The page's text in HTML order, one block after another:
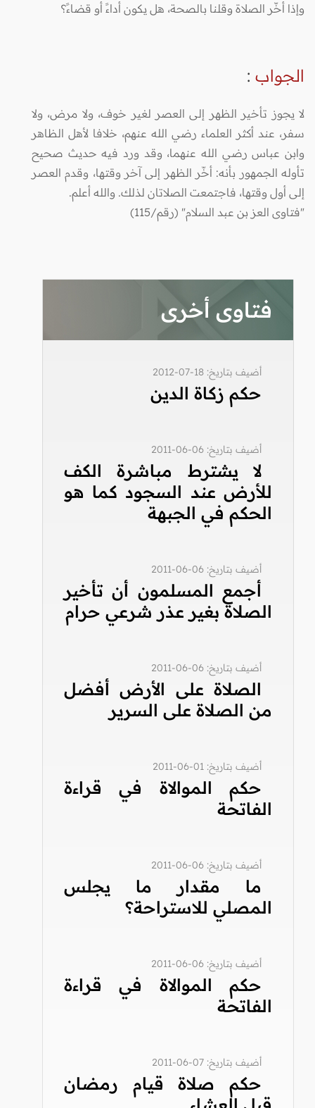
وإذا أخّر الصلاة وقلنا بالصحة، هل يكون أداءً أو قضاءً؟
الجواب :
لا يجوز تأخير الظهر إلى العصر لغير خوف، ولا مرض، ولا
سفر، عند أكثر العلماء رضي الله عنهم، خلافا لأهل الظاهر
وابن عباس رضي الله عنهما، وقد ورد فيه حديث صحيح
تأوله الجمهور بأنه: أخّر الظهر إلى آخر وقتها، وقدم العصر
إلى أول وقتها، فاجتمعت الصلاتان لذلك. والله أعلم.
"فتاوى العز بن عبد السلام" (رقم/115)
فتاوى أخرى
أضيف بتاريخ: 18-07-2012
حكم زكاة الدين
أضيف بتاريخ: 06-06-2011
لا يشترط مباشرة الكف
للأرض عند السجود كما هو
الحكم في الجبهة
أضيف بتاريخ: 06-06-2011
أجمع المسلمون أن تأخير
الصلاة بغير عذر شرعي حرام
أضيف بتاريخ: 06-06-2011
الصلاة على الأرض أفضل
من الصلاة على السرير
أضيف بتاريخ: 01-06-2011
حكم الموالاة في قراءة
الفاتحة
أضيف بتاريخ: 06-06-2011
ما مقدار ما يجلس
المصلي للاستراحة؟
أضيف بتاريخ: 06-06-2011
حكم الموالاة في قراءة
الفاتحة
أضيف بتاريخ: 07-06-2011
حكم صلاة قيام رمضان